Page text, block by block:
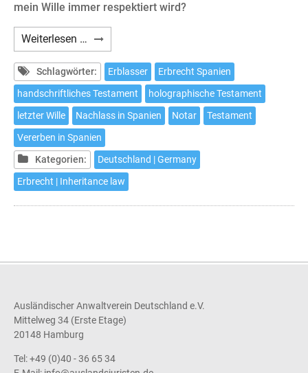
mein Wille immer respektiert wird?
Weiterlesen … Ein
Testament
aufsetzten,
ohne
aus
dem
Haus
zu
gehen
Schlagwörter: Erblasser
Erbrecht Spanien
handschriftliches Testament
holographische Testament
letzter Wille
Nachlass in Spanien Notar
Testament
Vererben in Spanien
Kategorien:
Deutschland | Germany
Erbrecht | Inheritance law
Ausländischer Anwaltverein Deutschland e.V.
Mittelweg 34 (Erste Etage)
20148 Hamburg
Tel: +49 (0)40 - 36 65 34